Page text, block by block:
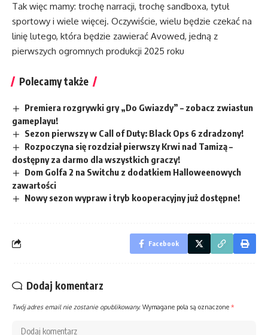
Tak więc mamy: trochę narracji, trochę sandboxa, tytuł
sportowy i wiele więcej. Oczywiście, wielu będzie czekać na
linię lutego, która będzie zawierać Avowed, jedną z
pierwszych ogromnych produkcji 2025 roku
Polecamy także
Premiera rozgrywki gry „Do Gwiazdy” – zobacz zwiastun
gameplayu!
Sezon pierwszy w Call of Duty: Black Ops 6 zdradzony!
Rozpoczyna się rozdział pierwszy Krwi nad Tamizą –
dostępny za darmo dla wszystkich graczy!
Dom Golfa 2 na Switchu z dodatkiem Halloweenowych
zawartości
Nowy sezon wypraw i tryb kooperacyjny już dostępne!
Facebook
Dodaj komentarz
Twój adres email nie zostanie opublikowany. Wymagane pola są oznaczone *